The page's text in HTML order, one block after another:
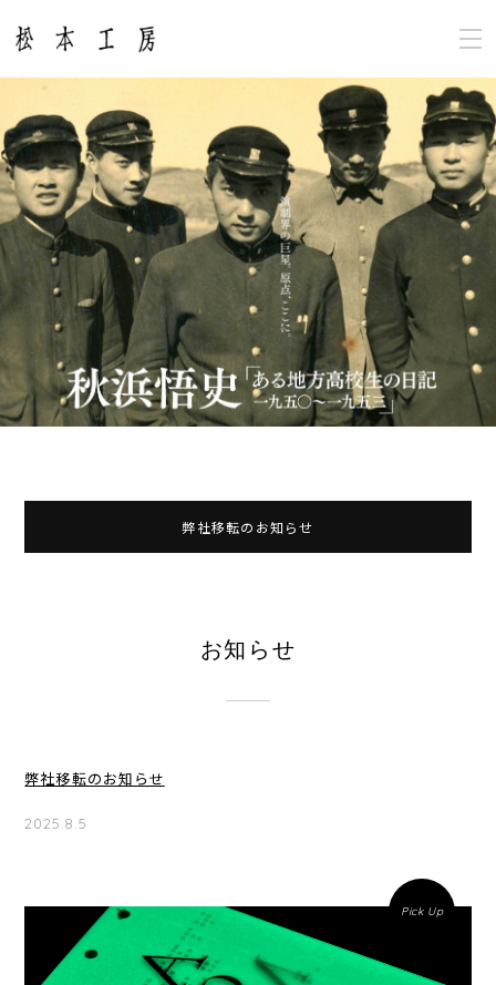
弊社移転のお知らせ
お知らせ
弊社移転のお知らせ
2025.8.5
Pick Up